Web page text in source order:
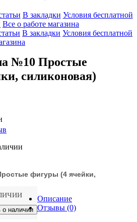
В закладки Условия бесплатной
Все о работе магазина
В закладки Условия бесплатной
№10 Простые
силиконовая)
фигуры (4 ячейки,
о наличии
Описание
Отзывы (0)